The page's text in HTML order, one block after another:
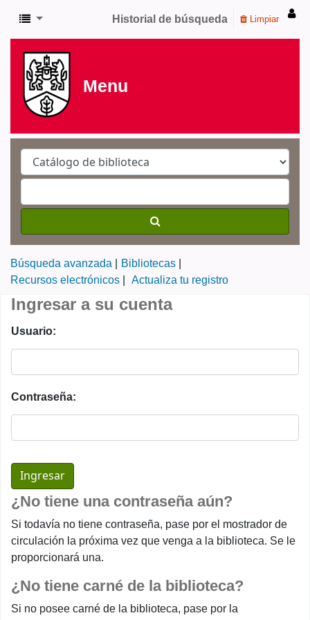
Historial de búsqueda Limpiar
Menu
Búsqueda avanzada
Bibliotecas
Recursos electrónicos
Actualiza tu registro
Ingresar a su cuenta
Usuario:
Contraseña:
¿No tiene una contraseña aún?
Si todavía no tiene contraseña, pase por el mostrador de
circulación la próxima vez que venga a la biblioteca. Se le
proporcionará una.
¿No tiene carné de la biblioteca?
Si no posee carné de la biblioteca, pase por la